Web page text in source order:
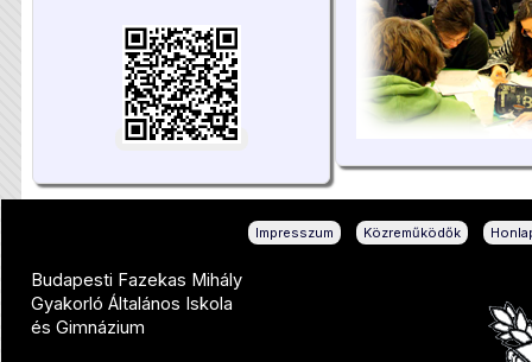
Impresszum Közreműködők
Budapesti Fazekas Mihály
Gyakorló Általános Iskola
és Gimnázium